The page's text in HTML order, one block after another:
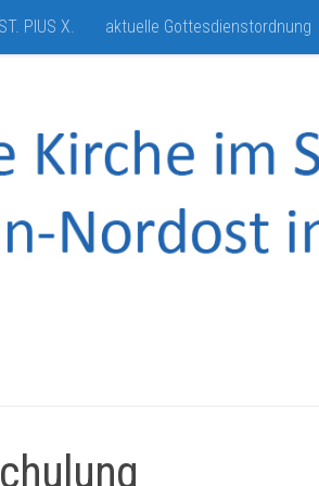
ST. PIUS X. aktuelle Gottesdienstordnung